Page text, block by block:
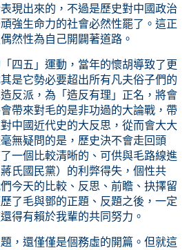
現出來的，不過是歷史對中國政治
強生命力的社會必然性罷了。這正
然性為自己開闢著道路。
四五」運動，當年的懷胡導致了更
是它勢必要超出所有凡夫俗子們的
反派，為「造反有理」正名，將會
帶來對毛的是非功過的大論戰，帶
中國近代史的大反思，從而會大大
無疑問的是，歷史決不會走回頭
一個比較清晰的、可供與毛路線進
氏國民黨）的利弊得失，個性共
今天的比較、反思、前瞻、抉擇留
了毛與鄧的正題、反題之後，一定
得有賴於我輩的共同努力。
，還僅僅是個務虛的開篇。但就這